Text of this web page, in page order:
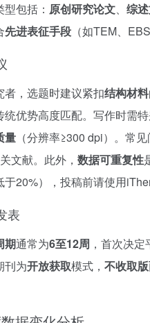
包括： 原创研究论文、 综
先进表征手段 （如TEM、
者，选题时建议紧扣结构材料
统优势高度匹配。写作时需
量 （分辨率≥300 dpi）。常见
文献。此外， 数据可重复性
20%），投稿前请使用
表
期通常为6至12周 ，首次决定
刊为开放获取模式， 不收取